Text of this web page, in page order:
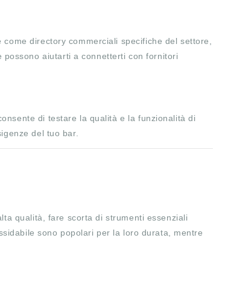
directory commerciali specifiche del settore,
aiutarti a connetterti con fornitori
di testare la qualità e la funzionalità di
del tuo bar.
qualità, fare scorta di strumenti essenziali
sono popolari per la loro durata, mentre